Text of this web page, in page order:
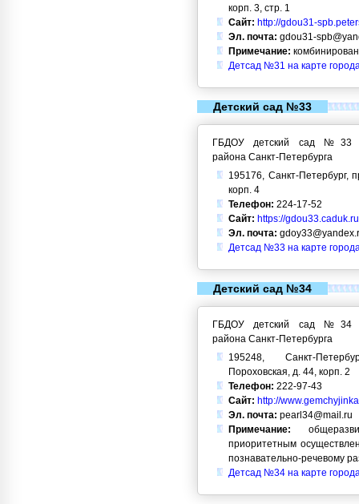
корп. 3, стр. 1
Сайт: http://gdou31-
Эл. почта: gdou31-
Примечание:
Детсад №31 на карте
Детский сад №33
ГБДОУ детский сад №33
района Санкт-Петербурга
195176, Санкт-Петербург,
корп. 4
Телефон: 224-17-52
Сайт: https://
Эл. почта:
Детсад №33 на карте
Детский сад №34
ГБДОУ детский сад №34
района Санкт-Петербурга
195248, Санкт-
Пороховская, д. 44, корп. 2
Телефон: 222-97-43
Сайт: http://
Эл. почта: pearl34@mail.ru
Примечание:
приоритетным
познавательно-речевому
Детсад №34 на карте